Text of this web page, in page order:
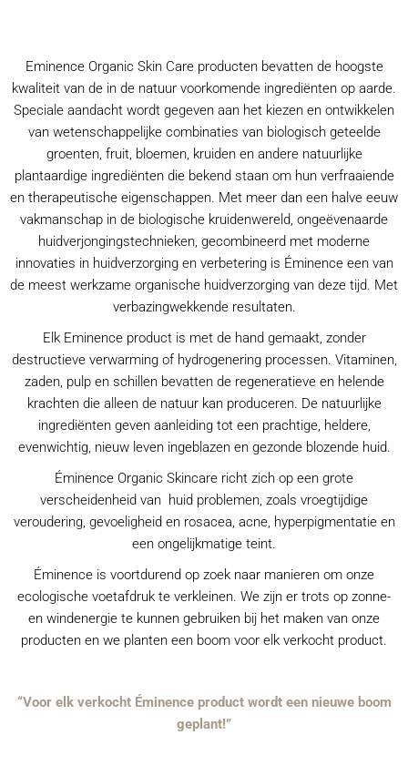
Eminence Organic Skin Care producten bevatten de hoogste
kwaliteit van de in de natuur voorkomende ingrediënten op aarde.
Speciale aandacht wordt gegeven aan het kiezen en ontwikkelen
van wetenschappelijke combinaties van biologisch geteelde
groenten, fruit, bloemen, kruiden en andere natuurlijke
plantaardige ingrediënten die bekend staan om hun verfraaiende
en therapeutische eigenschappen. Met meer dan een halve eeuw
vakmanschap in de biologische kruidenwereld, ongeëvenaarde
huidverjongingstechnieken, gecombineerd met moderne
innovaties in huidverzorging en verbetering is Éminence een van
de meest werkzame organische huidverzorging van deze tijd. Met
verbazingwekkende resultaten.
Elk Eminence product is met de hand gemaakt, zonder
destructieve verwarming of hydrogenering processen. Vitaminen,
zaden, pulp en schillen bevatten de regeneratieve en helende
krachten die alleen de natuur kan produceren. De natuurlijke
ingrediënten geven aanleiding tot een prachtige, heldere,
evenwichtig, nieuw leven ingeblazen en gezonde blozende huid.
Éminence Organic Skincare richt zich op een grote
verscheidenheid van huid problemen, zoals vroegtijdige
veroudering, gevoeligheid en rosacea, acne, hyperpigmentatie en
een ongelijkmatige teint.
Éminence is voortdurend op zoek naar manieren om onze
ecologische voetafdruk te verkleinen. We zijn er trots op zonne-
en windenergie te kunnen gebruiken bij het maken van onze
producten en we planten een boom voor elk verkocht product.
“Voor elk verkocht Éminence product wordt een nieuwe boom
geplant!”